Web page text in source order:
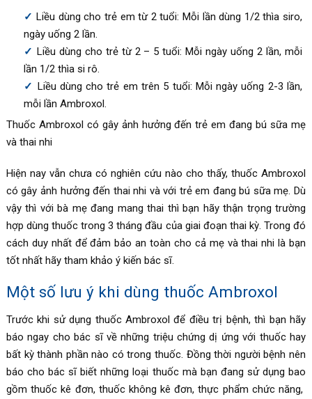
Liều dùng cho trẻ em từ 2 tuổi: Mỗi lần dùng 1/2 thìa siro,
ngày uống 2 lần.
Liều dùng cho trẻ từ 2 – 5 tuổi: Mỗi ngày uống 2 lần, mỗi
lần 1/2 thìa si rô.
Liều dùng cho trẻ em trên 5 tuổi: Mỗi ngày uống 2-3 lần,
mỗi lần Ambroxol.
Thuốc Ambroxol có gây ảnh hưởng đến trẻ em đang bú sữa mẹ
và thai nhi
Hiện nay vẫn chưa có nghiên cứu nào cho thấy, thuốc Ambroxol
có gây ảnh hưởng đến thai nhi và với trẻ em đang bú sữa mẹ. Dù
vậy thì với bà mẹ đang mang thai thì bạn hãy thận trọng trường
hợp dùng thuốc trong 3 tháng đầu của giai đoạn thai kỳ. Trong đó
cách duy nhất để đảm bảo an toàn cho cả mẹ và thai nhi là bạn
tốt nhất hãy tham khảo ý kiến bác sĩ.
Một số lưu ý khi dùng thuốc Ambroxol
Trước khi sử dụng thuốc Ambroxol để điều trị bệnh, thì bạn hãy
báo ngay cho bác sĩ về những triệu chứng dị ứng với thuốc hay
bất kỳ thành phần nào có trong thuốc. Đồng thời người bệnh nên
báo cho bác sĩ biết những loại thuốc mà bạn đang sử dụng bao
gồm thuốc kê đơn, thuốc không kê đơn, thực phẩm chức năng,